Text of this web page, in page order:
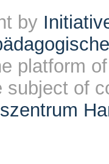
by
platform
subject of